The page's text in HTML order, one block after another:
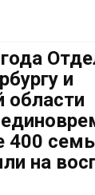
и
области
400
на